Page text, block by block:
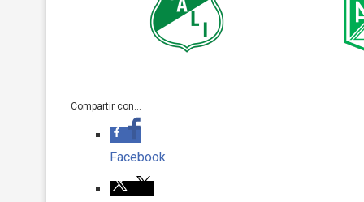
Compartir con...
Facebook